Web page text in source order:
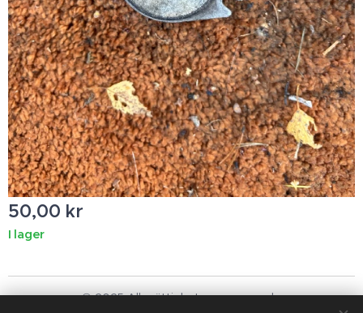
50,00 kr
I lager
© 2025 Alla rättigheter reserverade